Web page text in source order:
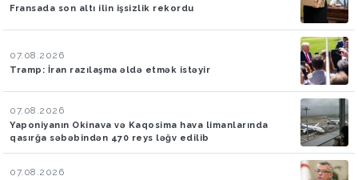
Fransada son altı ilin işsizlik rekordu
07.08.2026
Tramp: İran razılaşma əldə etmək istəyir
07.08.2026
Yaponiyanın Okinava və Kaqosima hava limanlarında
qasırğa səbəbindən 470 reys ləğv edilib
07.08.2026